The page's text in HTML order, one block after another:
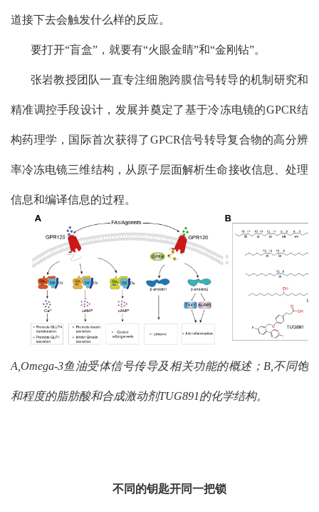
道接下去会触发什么样的反应。
要打开“盲盒”，就要有“火眼金睛”和“金刚钻”。
张岩教授团队一直专注细胞跨膜信号转导的机制研究和
精准调控手段设计，发展并奠定了基于冷冻电镜的GPCR结
构药理学，国际首次获得了GPCR信号转导复合物的高分辨
率冷冻电镜三维结构，从原子层面解析生命接收信息、处理
信息和编译信息的过程。
A,Omega-3鱼油受体信号传导及相关功能的概述； B, 不同饱
和程度的脂肪酸和合成激动剂TUG891的化学结构。
不同的钥匙开同一把锁